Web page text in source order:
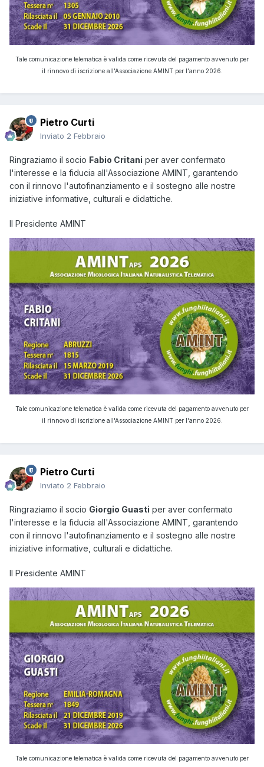
Tale comunicazione telematica è valida come ricevuta del pagamento avvenuto per
il rinnovo di iscrizione all'Associazione AMINT per l'anno 2026.
Pietro Curti
Inviato 2 Febbraio
Ringraziamo il socio Fabio Critani per aver confermato
l'interesse e la fiducia all'Associazione AMINT, garantendo
con il rinnovo l'autofinanziamento e il sostegno alle nostre
iniziative informative, culturali e didattiche.
Il Presidente AMINT
Tale comunicazione telematica è valida come ricevuta del pagamento avvenuto per
il rinnovo di iscrizione all'Associazione AMINT per l'anno 2026.
Pietro Curti
Inviato 2 Febbraio
Ringraziamo il socio Giorgio Guasti per aver confermato
l'interesse e la fiducia all'Associazione AMINT, garantendo
con il rinnovo l'autofinanziamento e il sostegno alle nostre
iniziative informative, culturali e didattiche.
Il Presidente AMINT
Tale comunicazione telematica è valida come ricevuta del pagamento avvenuto per